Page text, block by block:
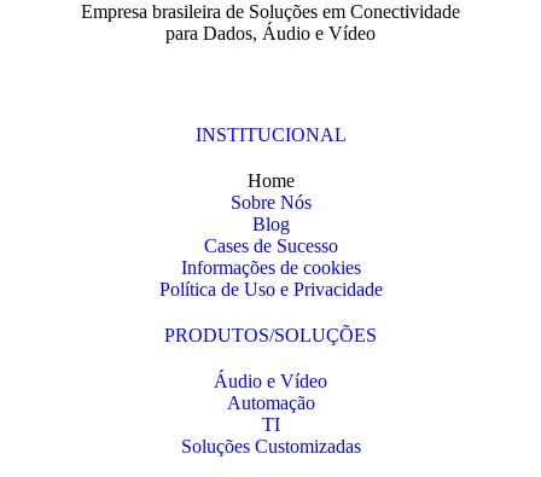
Empresa brasileira de Soluções em Conectividade
para Dados, Áudio e Vídeo
INSTITUCIONAL
Home
Sobre Nós
Blog
Cases de Sucesso
Informações de cookies
Política de Uso e Privacidade
PRODUTOS/SOLUÇÕES
Áudio e Vídeo
Automação
TI
Soluções Customizadas